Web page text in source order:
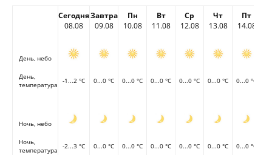
Сегодня
08.08
Завтра
09.08
Пн
10.08
Вт
11.08
Ср
12.08
Чт
13.08
Пт
14.08
День, небо
День,
температура
-1...2 °C 0...0 °C 0...0 °C 0...0 °C 0...0 °C 0...0 °C 0...0 °C
Ночь, небо
Ночь,
температура
-2...3 °C 0...0 °C 0...0 °C 0...0 °C 0...0 °C 0...0 °C 0...0 °C